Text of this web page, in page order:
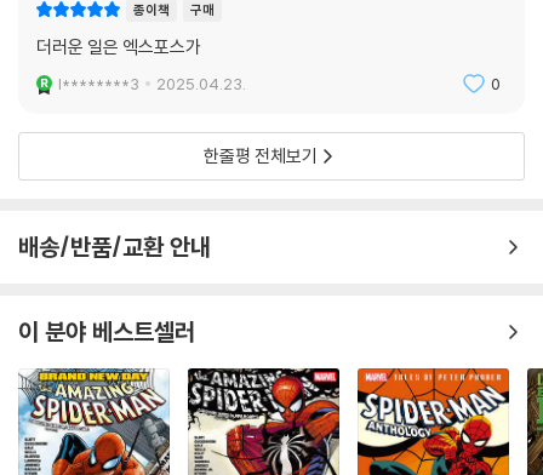
종이책 구매
더러운 일은 엑스포스가
l********3 2025.04.23. 0
한줄평 전체보기
배송/반품/교환 안내
이 분야 베스트셀러